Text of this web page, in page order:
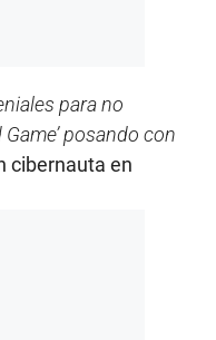
para no
Game’ posando con
cibernauta en